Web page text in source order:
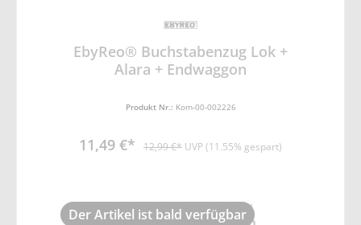
EbyReo® Buchstabenzug Lok +
Alara + Endwaggon
Produkt Nr.: Kom-00-002226
11,49 €* 12,99 €* UVP (11.55% gespart)
Der Artikel ist bald verfügbar